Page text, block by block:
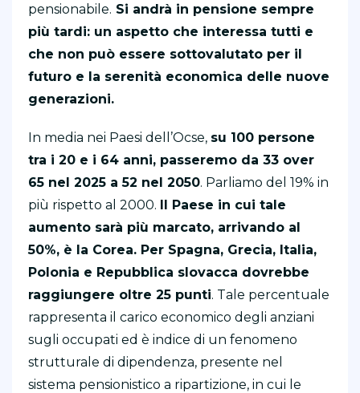
pensionabile. Si andrà in pensione sempre
più tardi: un aspetto che interessa tutti e
che non può essere sottovalutato per il
futuro e la serenità economica delle nuove
generazioni.
In media nei Paesi dell’Ocse, su 100 persone
tra i 20 e i 64 anni, passeremo da 33 over
65 nel 2025 a 52 nel 2050. Parliamo del 19% in
più rispetto al 2000. Il Paese in cui tale
aumento sarà più marcato, arrivando al
50%, è la Corea. Per Spagna, Grecia, Italia,
Polonia e Repubblica slovacca dovrebbe
raggiungere oltre 25 punti. Tale percentuale
rappresenta il carico economico degli anziani
sugli occupati ed è indice di un fenomeno
strutturale di dipendenza, presente nel
sistema pensionistico a ripartizione, in cui le